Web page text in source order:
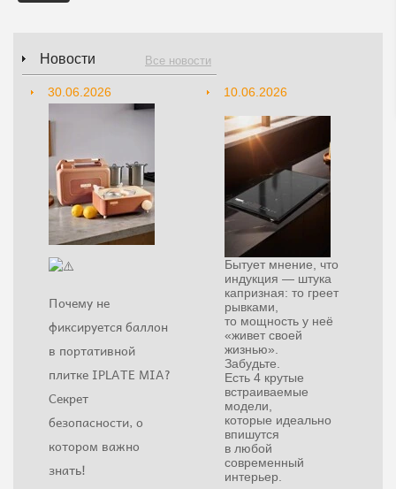
Новости Все новости
30.06.2026
Почему не
фиксируется баллон
в портативной
плитке IPLATE MIA?
Секрет
безопасности, о
котором важно
знать!
10.06.2026
Бытует мнение, что
индукция — штука
капризная: то греет
рывками,
то мощность у неё
«живет своей
жизнью».
Забудьте.
Есть 4 крутые
встраиваемые
модели,
которые идеально
впишутся
в любой
современный
интерьер.